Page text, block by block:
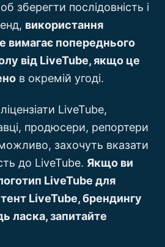
зберегти послідовність і
використання
вимагає попереднього
від LiveTube, якщо це
в окремій угоді.
LiveTube,
продюсери, репортери
захочуть вказати
до LiveTube. Якщо ви
LiveTube для
LiveTube, брендингу
ласка, запитайте